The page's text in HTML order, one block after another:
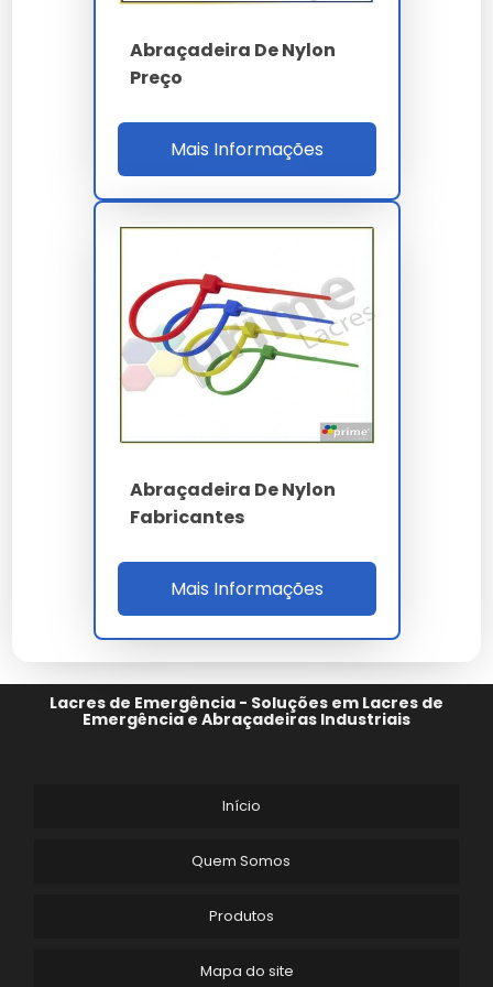
garantindo performance superior às alternativas
na continuidade da sua operação com alto padrão de
Lembramos que o uso deabraçadeira de nylon
em desacordo com as normas técnicas
A versatilidade de
abraçadeira de nylon com clip
permite aplicação em diversos setores, mantendo a
integridade esperada por nossos clientes.
A manutenção preventiva de
desnecessárias na sua linha de produção.
entende a importância crítica do abraçadeira de
nylon com clip para o sucesso do seu projeto.
nossa empresa carrega anos de pesquisa e
desenvolvimento focado em eficiência real.
Nossa equipe técnica está à disposição para sanar
dúvidas sobre a melhor forma de implementar o
abraçadeira de nylon com clip no seu fluxo de
trabalho.
investimento tenha um retorno sólido ao longo do
abraçadeira de nylon com clip
busca excelência. Nossa empresa continua
mercado global diretamente para você, com o
Abraçadeira De Nylon
Preço
Mais Informações
Abraçadeira De Nylon
Fabricantes
Mais Informações
Lacres de Emergência - Soluções em Lacres de
Emergência e Abraçadeiras Industriais
Início
Quem Somos
Produtos
Mapa do site